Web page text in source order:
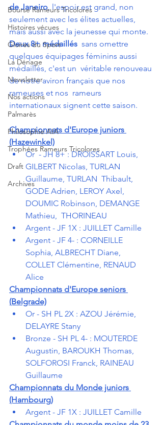
Bourse Rameurs Tricolores
Histoires vécues
Gloires du Sport
La Dénage
Newsletter
Nos actions
Palmarès
Philosophie AIA
Trophées Rameurs Tricolores
Draft
Archives
de Janeiro, l'espoir est grand, non
seulement avec les élites actuelles,
mais aussi avec la jeunesse qui monte.
Deux 8+ médaillés
  sans omettre
quelques équipages féminins aussi
médaillés, c'est un  véritable renouveau
de notre aviron français que nos
rameuses et nos  rameurs
internationaux signent cette saison.
Championnats d'Europe juniors
(Hazewinkel)
Or  - JH 8+ : DROISSART Louis,
GILBERT Nicolas, TURLAN
Guillaume, TURLAN  Thibault,
GODE Adrien, LEROY Axel,
DOUMIC Robinson, DEMANGE
Mathieu,  THORINEAU
Argent - JF 1X : JUILLET Camille
Argent - JF 4- : CORNEILLE
Sophia, ALBRECHT Diane,
COLLET Clémentine, RENAUD
Alice
Championnats d'Europe seniors
(Belgrade)
Or - SH PL 2X : AZOU Jérémie,
DELAYRE Stany
Bronze - SH PL 4- : MOUTERDE
Augustin, BAROUKH Thomas,
SOLFOROSI Franck, RAINEAU
Guillaume
Championnats du Monde juniors
(Hambourg)
Argent - JF 1X : JUILLET Camille